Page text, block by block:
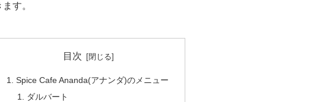
す。
目次
Spice Cafe Ananda(アナンダ)のメニュー
ダルバート